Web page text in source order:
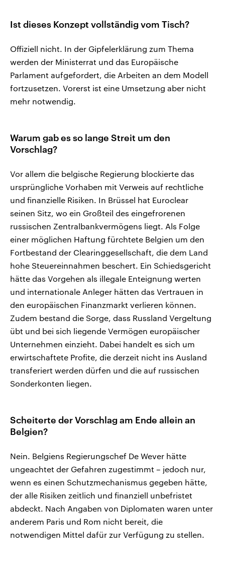
Ist dieses Konzept vollständig vom Tisch?
Offiziell nicht. In der Gipfelerklärung zum Thema
werden der Ministerrat und das Europäische
Parlament aufgefordert, die Arbeiten an dem Modell
fortzusetzen. Vorerst ist eine Umsetzung aber nicht
mehr notwendig.
Warum gab es so lange Streit um den
Vorschlag?
Vor allem die belgische Regierung blockierte das
ursprüngliche Vorhaben mit Verweis auf rechtliche
und finanzielle Risiken. In Brüssel hat Euroclear
seinen Sitz, wo ein Großteil des eingefrorenen
russischen Zentralbankvermögens liegt. Als Folge
einer möglichen Haftung fürchtete Belgien um den
Fortbestand der Clearinggesellschaft, die dem Land
hohe Steuereinnahmen beschert. Ein Schiedsgericht
hätte das Vorgehen als illegale Enteignung werten
und internationale Anleger hätten das Vertrauen in
den europäischen Finanzmarkt verlieren können.
Zudem bestand die Sorge, dass Russland Vergeltung
übt und bei sich liegende Vermögen europäischer
Unternehmen einzieht. Dabei handelt es sich um
erwirtschaftete Profite, die derzeit nicht ins Ausland
transferiert werden dürfen und die auf russischen
Sonderkonten liegen.
Scheiterte der Vorschlag am Ende allein an
Belgien?
Nein. Belgiens Regierungschef De Wever hätte
ungeachtet der Gefahren zugestimmt – jedoch nur,
wenn es einen Schutzmechanismus gegeben hätte,
der alle Risiken zeitlich und finanziell unbefristet
abdeckt. Nach Angaben von Diplomaten waren unter
anderem Paris und Rom nicht bereit, die
notwendigen Mittel dafür zur Verfügung zu stellen.